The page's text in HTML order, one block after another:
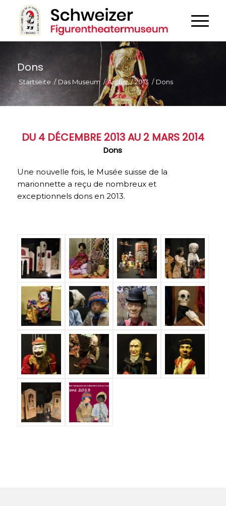
Dons
Startseite / Das Museum / Archiv / 2013 / Dons
DU 4 DÉCEMBRE 2013 AU 2 MARS 2014
Dons
Une nouvelle fois, le Musée suisse de la
marionnette a reçu de nombreux et
exceptionnels dons en 2013.